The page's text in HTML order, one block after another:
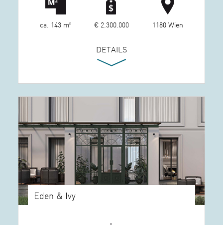
ca. 143 m² € 2.300.000 1180 Wien
DETAILS
Eden & Ivy